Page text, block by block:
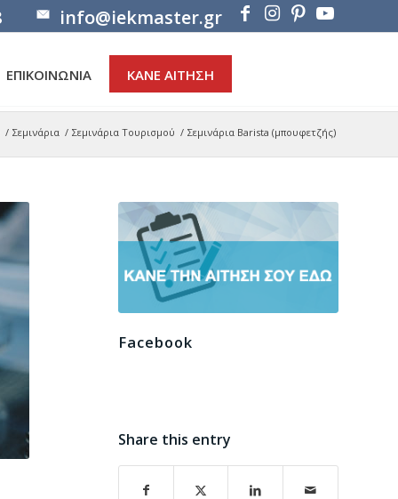
info@iekmaster.gr
ΕΠΙΚΟΙΝΩΝΙΑ ΚΑΝΕ ΑΙΤΗΣΗ
/ Σεμινάρια / Σεμινάρια Τουρισμού / Σεμινάρια Barista (μπουφετζής)
Facebook
Share this entry